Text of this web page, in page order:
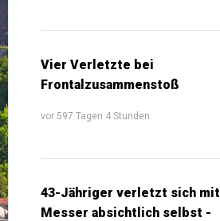
Vier Verletzte bei
Frontalzusammenstoß
vor 597 Tagen 4 Stunden
43-Jähriger verletzt sich mit
Messer absichtlich selbst -